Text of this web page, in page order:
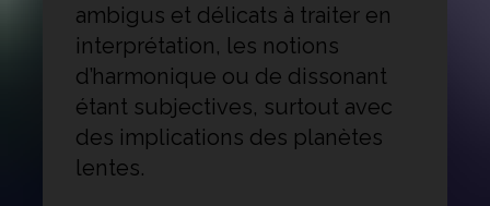
ambigus et délicats à traiter en
interprétation, les notions
d’harmonique ou de dissonant
étant subjectives, surtout avec
des implications des planètes
lentes.